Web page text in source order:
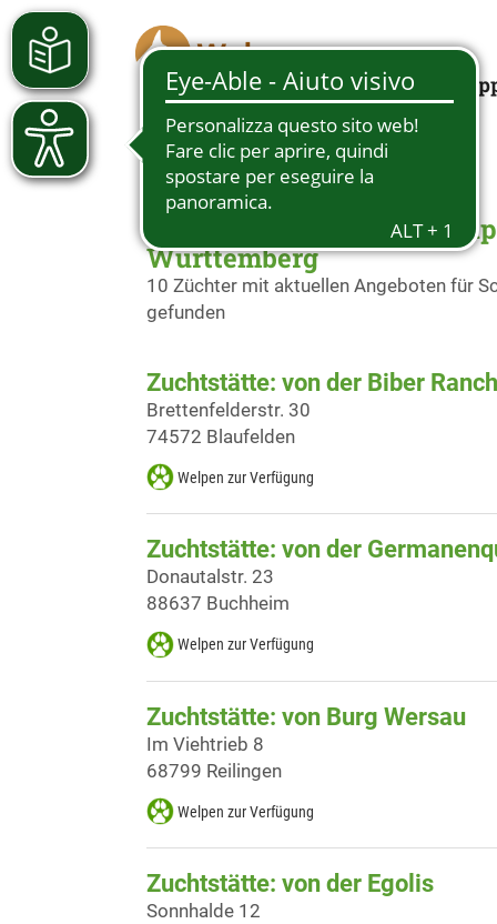
Looking for a
Deutsche
Württemberg
10 Züchter mit aktuellen Angeboten für
gefunden
Zuchtstätte: von der Biber Ranch
Brettenfelderstr. 30
74572 Blaufelden
Welpen zur Verfügung
Zuchtstätte: von der
Donautalstr. 23
88637 Buchheim
Welpen zur Verfügung
Zuchtstätte: von Burg Wersau
Im Viehtrieb 8
68799 Reilingen
Welpen zur Verfügung
Zuchtstätte: von der Egolis
Sonnhalde 12